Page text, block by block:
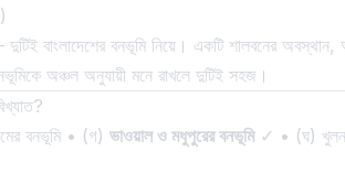
বাংলাদেশের বনভূমি নিয়ে। একটি শালবনের অবস্থান,
অঞ্চল অনুযায়ী মনে রাখলে দুটিই সহজ।
বনভূমি • (গ) ভাওয়াল ও মধুপুরের বনভূমি✓ • (ঘ)